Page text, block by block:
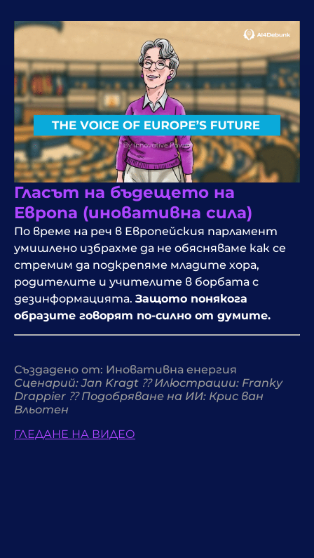
Гласът на бъдещето на
Европа (иновативна сила)
По време на реч в Европейския парламент
умишлено избрахме да не обясняваме как се
стремим да подкрепяме младите хора,
родителите и учителите в борбата с
дезинформацията. Защото понякога
образите говорят по-силно от думите.
Създадено от: Иновативна енергия
Сценарий: Jan Kragt ⁇ Илюстрации: Franky
Drappier ⁇ Подобряване на ИИ: Крис ван
Вльотен
ГЛЕДАНЕ НА ВИДЕО